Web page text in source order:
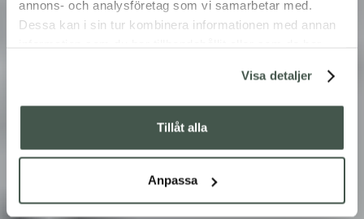
annons- och analysföretag som vi samarbetar med.
Dessa kan i sin tur kombinera informationen med annan
Visa detaljer
Tillåt alla
Anpassa